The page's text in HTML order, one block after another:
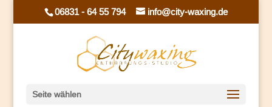
06831 - 64 55 794 info@city-waxing.de
Seite wählen